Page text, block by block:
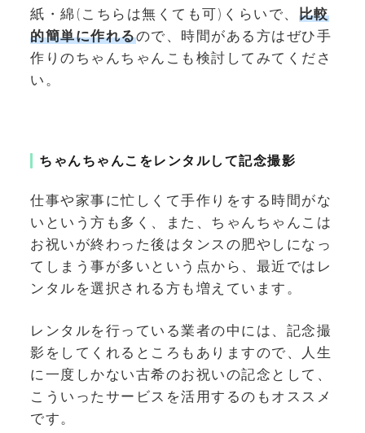
紙・綿(こちらは無くても可)くらいで、 比較
的簡単に作れるので、時間がある方はぜひ手
作りのちゃんちゃんこも検討してみてくださ
い。
ちゃんちゃんこをレンタルして記念撮影
仕事や家事に忙しくて手作りをする時間がな
いという方も多く、また、ちゃんちゃんこは
お祝いが終わった後はタンスの肥やしになっ
てしまう事が多いという点から、最近ではレ
ンタルを選択される方も増えています。
レンタルを行っている業者の中には、記念撮
影をしてくれるところもありますので、人生
に一度しかない古希のお祝いの記念として、
こういったサービスを活用するのもオススメ
です。